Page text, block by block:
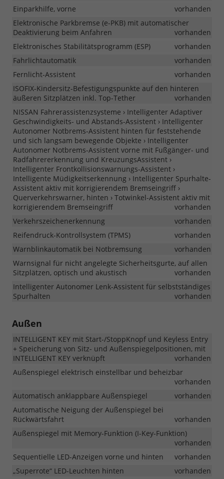
Einparkhilfe, vorne
vorhanden
Elektronische Parkbremse (e-PKB) mit automatischer
Deaktivierung beim Anfahren
vorhanden
Elektronisches Stabilitätsprogramm (ESP)
vorhanden
Fahrlichtautomatik
vorhanden
Fernlicht-Assistent
vorhanden
ISOFIX-Kindersitz-Befestigungspunkte auf den hinteren
äußeren Sitzplätzen inkl. Top-Tether
vorhanden
NISSAN Fahrerassistenzsysteme › Intelligenter Adaptiver
Geschwindigkeits- und Abstands-Assistent › Intelligenter
Autonomer Notbrems-Assistent hinten für feststehende
und sich langsam bewegende Objekte › Intelligenter
Autonomer Notbrems-Assistent vorne mit Fußgänger- und
Radfahrererkennung und KreuzungsAssistent ›
Intelligenter Frontkollisionswarnungs-Assistent ›
Intelligente Müdigkeitserkennung › Intelligenter Spurhalte-
Assistent aktiv mit korrigierendem Bremseingriff ›
Querverkehrswarner, hinten › Totwinkel-Assistent aktiv mit
korrigierendem Bremseingriff
vorhanden
Verkehrszeichenerkennung
vorhanden
Reifendruck-Kontrollsystem (TPMS)
vorhanden
Warnblinkautomatik bei Notbremsung
vorhanden
Warnsignal für nicht angelegte Sicherheitsgurte, auf allen
Sitzplätzen, optisch und akustisch
vorhanden
Intelligenter Autonomer Lenk-Assistent für selbstständiges
Spurhalten
vorhanden
Außen
INTELLIGENT KEY mit Start-/StoppKnopf und Keyless Entry
+ Speicherung von Sitz- und Außenspiegelpositionen, mit
INTELLIGENT KEY verknüpft
vorhanden
Außenspiegel elektrisch einstellbar und beheizbar
vorhanden
Automatisch anklappbare Außenspiegel
vorhanden
Automatische Neigung der Außenspiegel bei
Rückwärtsfahrt
vorhanden
Außenspiegel mit Memory-Funktion (I-Key-Funktion)
vorhanden
Sequentielle LED-Anzeigen vorne und hinten
vorhanden
„Superrote“ LED-Leuchten hinten
vorhanden